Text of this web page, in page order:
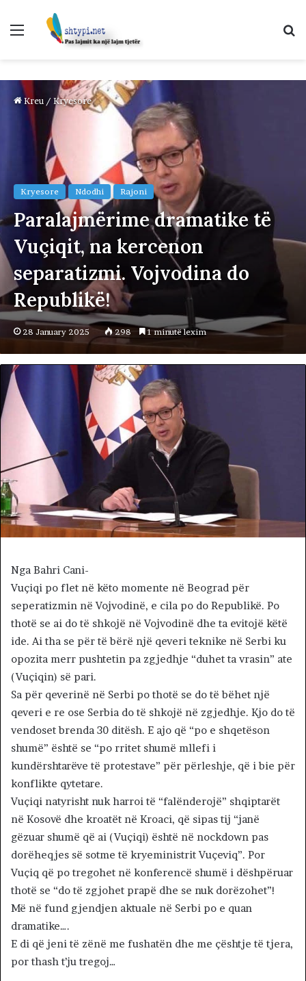
Menu
Kreu /Kryesore
Kryesore Ndodhi Rajoni
Paralajmërime dramatike të
Vuçiqit, na kercenon
separatizmi. Vojvodina do
Republikë!
28 January 2025 298 1 minutë lexim
Nga Bahri Cani-
Vuçiqi po flet në këto momente në Beograd për
seperatizmin në Vojvodinë, e cila po do Republikë. Po
thotë se ai do të shkojë në Vojvodinë dhe ta evitojë këtë
ide. Ai tha se për të bërë një qeveri teknike në Serbi ku
opozita merr pushtetin pa zgjedhje “duhet ta vrasin” ate
(Vuçiqin) së pari.
Sa për qeverinë në Serbi po thotë se do të bëhet një
qeveri e re ose Serbia do të shkojë në zgjedhje. Kjo do të
vendoset brenda 30 ditësh. E ajo që “po e shqetëson
shumë” është se “po rritet shumë mllefi i
kundërshtarëve të protestave” për përleshje, që i bie për
konflikte qytetare.
Vuçiqi natyrisht nuk harroi të “falënderojë” shqiptarët
në Kosovë dhe kroatët në Kroaci, që sipas tij “janë
gëzuar shumë që ai (Vuçiqi) është në nockdown pas
dorëheqjes së sotme të kryeministrit Vuçeviq”. Por
Vuçiq që po tregohet në konferencë shumë i dëshpëruar
thotë se “do të zgjohet prapë dhe se nuk dorëzohet”!
Më në fund gjendjen aktuale në Serbi po e quan
dramatike….
E di që jeni të zënë me fushatën dhe me çështje të tjera,
por thash t’ju tregoj…